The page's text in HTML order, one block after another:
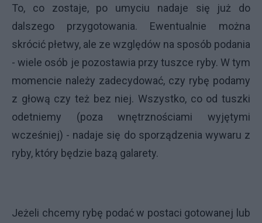
To, co zostaje, po umyciu nadaje się już do
dalszego przygotowania. Ewentualnie można
skrócić płetwy, ale ze względów na sposób podania
- wiele osób je pozostawia przy tuszce ryby. W tym
momencie należy zadecydować, czy rybę podamy
z głową czy też bez niej. Wszystko, co od tuszki
odetniemy (poza wnętrznościami wyjętymi
wcześniej) - nadaje się do sporządzenia wywaru z
ryby, który będzie bazą galarety.
Jeżeli chcemy rybę podać w postaci gotowanej lub